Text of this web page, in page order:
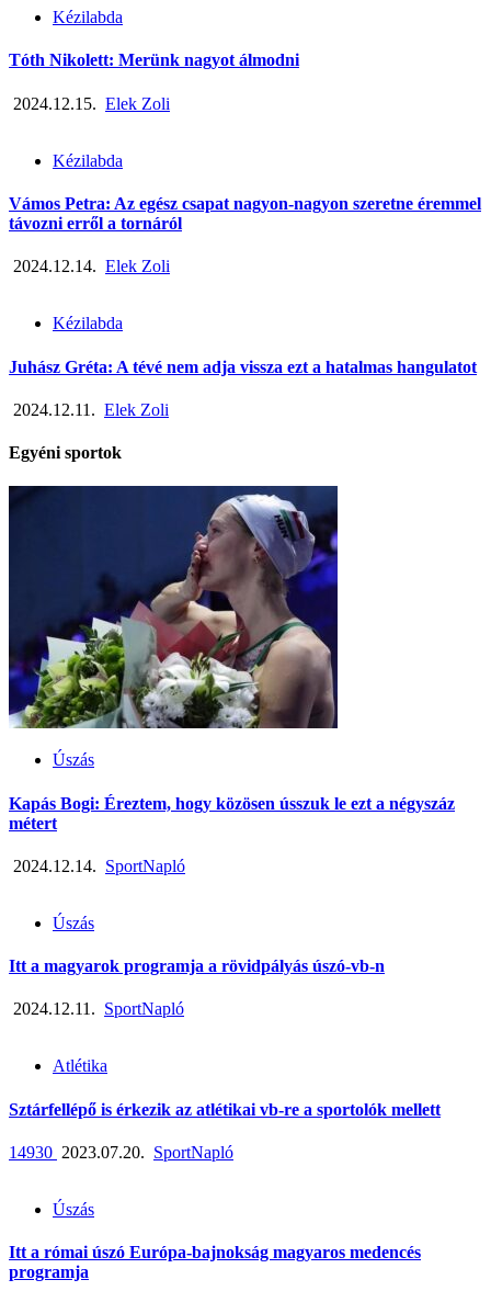
Kézilabda
Tóth Nikolett: Merünk nagyot álmodni
2024.12.15. Elek Zoli
Kézilabda
Vámos Petra: Az egész csapat nagyon-nagyon szeretne éremmel
távozni erről a tornáról
2024.12.14. Elek Zoli
Kézilabda
Juhász Gréta: A tévé nem adja vissza ezt a hatalmas hangulatot
2024.12.11. Elek Zoli
Egyéni sportok
Úszás
Kapás Bogi: Éreztem, hogy közösen ússzuk le ezt a négyszáz
métert
2024.12.14. SportNapló
Úszás
Itt a magyarok programja a rövidpályás úszó-vb-n
2024.12.11. SportNapló
Atlétika
Sztárfellépő is érkezik az atlétikai vb-re a sportolók mellett
14930 2023.07.20. SportNapló
Úszás
Itt a római úszó Európa-bajnokság magyaros medencés
programja